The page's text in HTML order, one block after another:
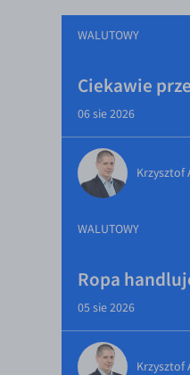
WALUTOWY
Ciekawie
06 sie 2026
Krzysztof
WALUTOWY
Ropa
05 sie 2026
Krzysztof